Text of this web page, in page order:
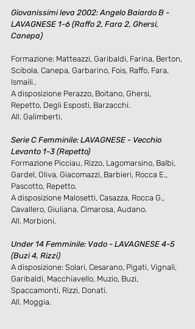
Giovanissimi leva 2002: Angelo Baiardo B -
LAVAGNESE 1-6 (Raffo 2, Fara 2, Ghersi,
Canepa)
Formazione: Matteazzi, Garibaldi, Farina, Berton,
Scibola, Canepa, Garbarino, Fois, Raffo, Fara,
Ismaili..
A disposizione Perazzo, Boitano, Ghersi,
Repetto, Degli Esposti, Barzacchi.
All. Galimberti.
Serie C Femminile: LAVAGNESE - Vecchio
Levanto 1-3 (Repetto)
Formazione Picciau, Rizzo, Lagomarsino, Balbi,
Gardel, Oliva, Giacomazzi, Barbieri, Rocca E.,
Pascotto, Repetto.
A disposizione Malosetti, Casazza, Rocca G.,
Cavallero, Giuliana, Cimarosa, Audano.
All. Morbioni.
Under 14 Femminile: Vado - LAVAGNESE 4-5
(Buzi 4, Rizzi)
A disposizione: Solari, Cesarano, Pigati, Vignali,
Garibaldi, Macchiavello, Muzio, Buzi,
Spaccamonti, Rizzi, Donati.
All. Moggia.